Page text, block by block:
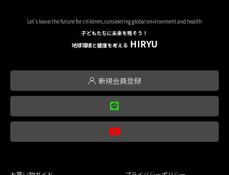
Let's leave the future for children, considering global environment and health
子どもたちに未来を残そう！
地球環境と健康を考える HIRYU
新規会員登録